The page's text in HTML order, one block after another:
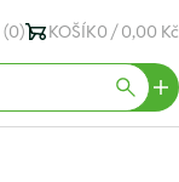
(0) KOŠÍK0 / 0,00 Kč